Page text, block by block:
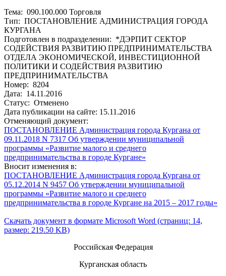
Тема: 090.100.000 Торговля
Тип: ПОСТАНОВЛЕНИЕ АДМИНИСТРАЦИЯ ГОРОДА
КУРГАНА
Подготовлен в подразделении: *ДЭРПИТ CЕКТОР
СОДЕЙСТВИЯ РАЗВИТИЮ ПРЕДПРИНИМАТЕЛЬСТВА
ОТДЕЛА ЭКОНОМИЧЕСКОЙ, ИНВЕСТИЦИОННОЙ
ПОЛИТИКИ И СОДЕЙСТВИЯ РАЗВИТИЮ
ПРЕДПРИНИМАТЕЛЬСТВА
Номер: 8204
Дата: 14.11.2016
Статус: Отменено
Дата публикации на сайте: 15.11.2016
Отменяющий документ:
ПОСТАНОВЛЕНИЕ Администрация города Кургана от
09.11.2018 N 7317 Об утверждении муниципальной
программы «Развитие малого и среднего
предпринимательства в городе Кургане»
Вносит изменения в:
ПОСТАНОВЛЕНИЕ Администрация города Кургана от
05.12.2014 N 9457 Об утверждении муниципальной
программы «Развитие малого и среднего
предпринимательства в городе Кургане на 2015 – 2017 годы»
Скачать документ в формате Microsoft Word (страниц: 14,
размер: 219.50 KB)
Российская Федерация
Курганская область